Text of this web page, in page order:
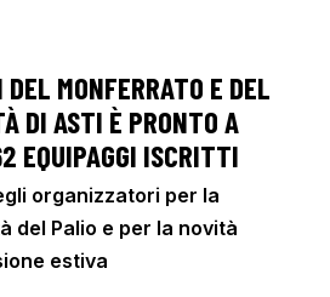
MONFERRATO E DEL
DI ASTI È PRONTO A
EQUIPAGGI ISCRITTI
organizzatori per la
del Palio e per la novità
estiva